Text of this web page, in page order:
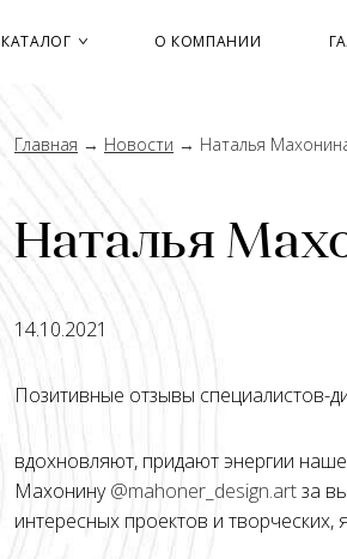
КАТАЛОГ О КОМПАНИИ
Главная → Новости → Наталья
Наталья
14.10.2021
Позитивные отзывы специалистов-
вдохновляют, придают энергии
Махонину@mahoner_design.artза
интересных проектов и творческих,